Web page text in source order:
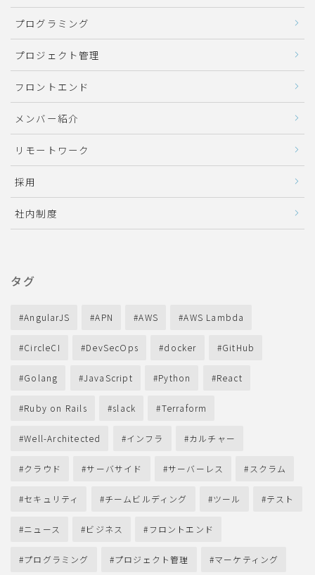
プログラミング
プロジェクト管理
フロントエンド
メンバー紹介
リモートワーク
採用
社内制度
タグ
AngularJS APN AWS AWS Lambda
CircleCI DevSecOps docker GitHub
Golang JavaScript Python React
Ruby on Rails slack Terraform
Well-Architected インフラ カルチャー
クラウド サーバサイド サーバーレス スクラム
セキュリティ チームビルディング ツール テスト
ニュース ビジネス フロントエンド
プログラミング プロジェクト管理 マーケティング